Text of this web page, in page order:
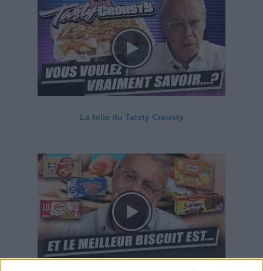
La folie du Tatsty Crousty